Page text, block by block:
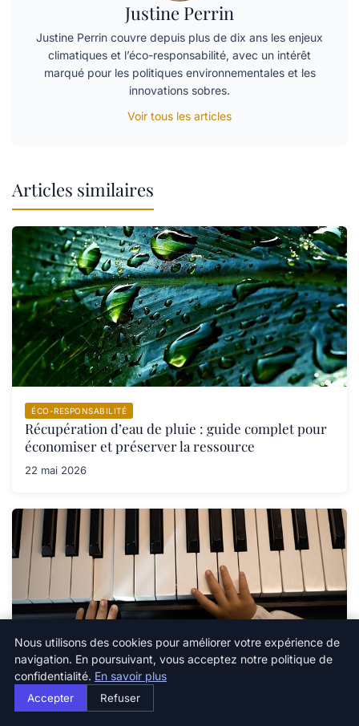
Justine Perrin
Justine Perrin couvre depuis plus de dix ans les enjeux
climatiques et l’éco-responsabilité, avec un intérêt
marqué pour les politiques environnementales et les
innovations sobres.
Voir tous les articles
Articles similaires
ÉCO-RESPONSABILITÉ
Récupération d’eau de pluie : guide complet pour
économiser et préserver la ressource
22 mai 2026
ÉCO-RESPONSABILITÉ
Greenwashing : comment reconnaître les
Nous utilisons des cookies pour améliorer votre expérience de
navigation. En poursuivant, vous acceptez notre politique de
confidentialité. En savoir plus
Accepter Refuser